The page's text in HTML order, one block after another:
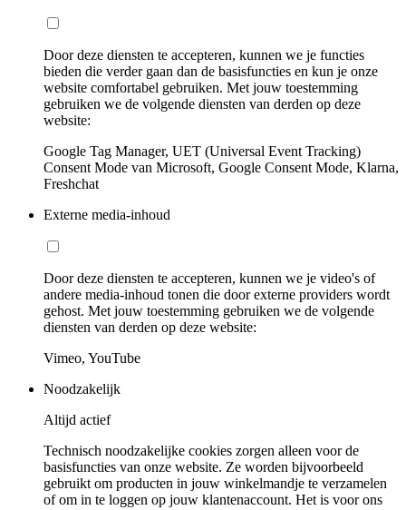
Door deze diensten te accepteren, kunnen we je functies
bieden die verder gaan dan de basisfuncties en kun je onze
website comfortabel gebruiken. Met jouw toestemming
gebruiken we de volgende diensten van derden op deze
website:
Google Tag Manager, UET (Universal Event Tracking)
Consent Mode van Microsoft, Google Consent Mode, Klarna,
Freshchat
Externe media-inhoud
Door deze diensten te accepteren, kunnen we je video's of
andere media-inhoud tonen die door externe providers wordt
gehost. Met jouw toestemming gebruiken we de volgende
diensten van derden op deze website:
Vimeo, YouTube
Noodzakelijk
Altijd actief
Technisch noodzakelijke cookies zorgen alleen voor de
basisfuncties van onze website. Ze worden bijvoorbeeld
gebruikt om producten in jouw winkelmandje te verzamelen
of om in te loggen op jouw klantenaccount. Het is voor ons